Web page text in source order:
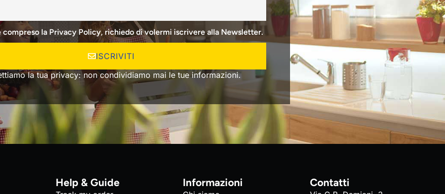
compreso la Privacy Policy, richiedo di volermi iscrivere alla Newsletter.
ISCRIVITI
la tua privacy: non condividiamo mai le tue informazioni.
Help & Guide Informazioni Contatti